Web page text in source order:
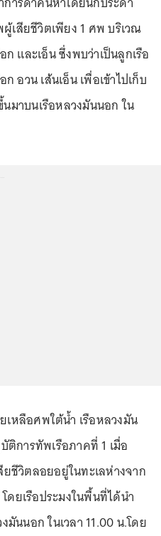
เสียชีวิตเพียง 1 ศพ บริเวณ
และเอ็น ซึ่งพบว่าเป็นลูกเรือ
อวน เส้นเอ็น เพื่อเข้าไปเก็บ
มาบนเรือหลวงมันนอก ใน
เหลือศพใต้น้ำ เรือหลวงมัน
การทัพเรือภาคที่ 1 เมื่อ
ยชีวิตลอยอยู่ในทะเลห่างจาก
ดยเรือประมงในพื้นที่ได้นำ
นนอก ในเวลา 11.00 น.โดย